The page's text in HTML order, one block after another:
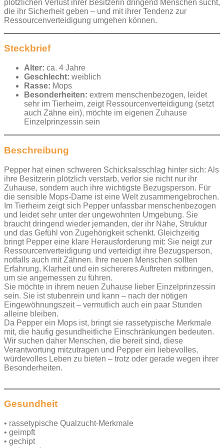
plötzlichen Verlust ihrer Besitzerin dringend Menschen sucht,
die ihr Sicherheit geben – und mit ihrer Tendenz zur
Ressourcenverteidigung umgehen können.
Steckbrief
Alter: ca. 4 Jahre
Geschlecht: weiblich
Rasse: Mops
Besonderheiten: extrem menschenbezogen, leidet
sehr im Tierheim, zeigt Ressourcenverteidigung (setzt
auch Zähne ein), möchte im eigenen Zuhause
Einzelprinzessin sein
Beschreibung
Pepper hat einen schweren Schicksalsschlag hinter sich: Als
ihre Besitzerin plötzlich verstarb, verlor sie nicht nur ihr
Zuhause, sondern auch ihre wichtigste Bezugsperson. Für
die sensible Mops-Dame ist eine Welt zusammengebrochen.
Im Tierheim zeigt sich Pepper unfassbar menschenbezogen
und leidet sehr unter der ungewohnten Umgebung. Sie
braucht dringend wieder jemanden, der ihr Nähe, Struktur
und das Gefühl von Zugehörigkeit schenkt. Gleichzeitig
bringt Pepper eine klare Herausforderung mit: Sie neigt zur
Ressourcenverteidigung und verteidigt ihre Bezugsperson,
notfalls auch mit Zähnen. Ihre neuen Menschen sollten
Erfahrung, Klarheit und ein sichereres Auftreten mitbringen,
um sie angemessen zu führen.
Sie möchte in ihrem neuen Zuhause lieber Einzelprinzessin
sein. Sie ist stubenrein und kann – nach der nötigen
Eingewöhnungszeit – vermutlich auch ein paar Stunden
alleine bleiben.
Da Pepper ein Mops ist, bringt sie rassetypische Merkmale
mit, die häufig gesundheitliche Einschränkungen bedeuten.
Wir suchen daher Menschen, die bereit sind, diese
Verantwortung mitzutragen und Pepper ein liebevolles,
würdevolles Leben zu bieten – trotz oder gerade wegen ihrer
Besonderheiten.
Gesundheit
• rassetypische Qualzucht-Merkmale
• geimpft
• gechipt